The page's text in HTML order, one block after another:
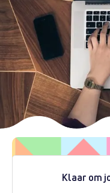
Klaar om